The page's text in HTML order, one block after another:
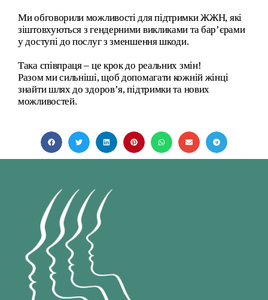
Ми обговорили можливості для підтримки ЖЖН, які
зіштовхуються з гендерними викликами та бар’єрами
у доступі до послуг з зменшення шкоди.
Така співпраця – це крок до реальних змін!
Разом ми сильніші, щоб допомагати кожній жінці
знайти шлях до здоров’я, підтримки та нових
можливостей.